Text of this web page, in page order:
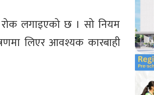
रोक लगाइएको छ । सो नियम
लिएर आवश्यक कारबाही